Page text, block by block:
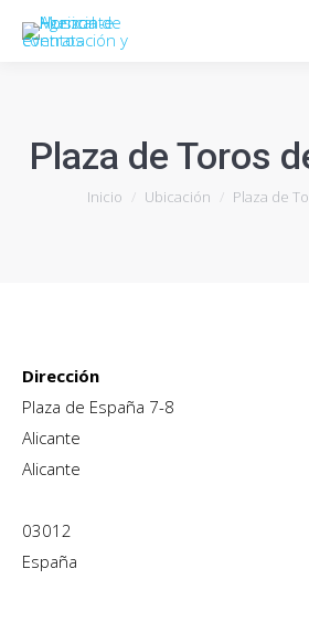
Plaza de Toros
Estás aquí:
Inicio Ubicación Plaza de
Dirección
Plaza de España 7-8
Alicante
Alicante
03012
España